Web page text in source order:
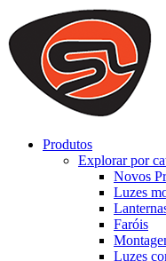
We use cookies to ensure
you a better experience. To
ACCEPT AND CLOSE
Produtos
Explorar por
Novos
Luzes
Faróis
Luzes